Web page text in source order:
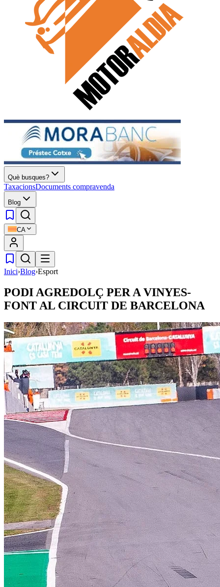
Què busques?
TaxacionsDocuments compravenda
Blog
CA
Inici›Blog›Esport
PODI AGREDOLÇ PER A VINYES-
FONT AL CIRCUIT DE BARCELONA